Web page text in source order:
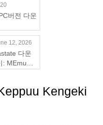
버전 다운
12, 2026
다운
: MEmu
Kengeki